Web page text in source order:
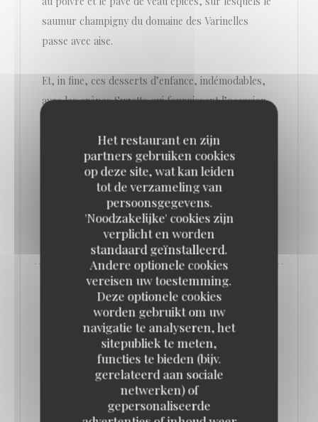
Het restaurant en zijn
partners gebruiken cookies
op deze site, wat kan leiden
tot de verzameling van
persoonsgegevens.
'Noodzakelijke' cookies zijn
verplicht en worden
standaard geïnstalleerd.
Andere optionele cookies
vereisen uw toestemming.
Deze optionele cookies
worden gebruikt om uw
navigatie te analyseren, het
sitepubliek te meten,
functies te bieden (bijv.
gerelateerd aan sociale
netwerken) of
gepersonaliseerde
saumur champigny du domaine des Varinelles
passe avec aise.
Et, in fine, ces desserts d’enfance, indémodables,
avec les crêpes Suzette qui fournissent l’occasion
profiteroles au chocolat qui donnent le sentiment
que c’est tous les jours dimanche au Vaudeville,
place de la Bourse.
LEES HET ARTIKEL((OPENT IN EEN NIEUW